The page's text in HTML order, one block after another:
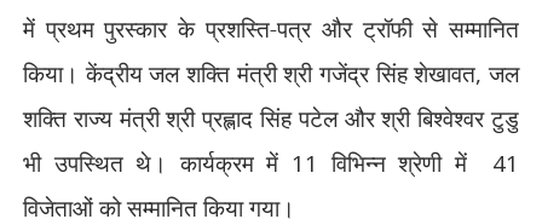
में प्रथम पुरस्कार के प्रशस्ति-पत्र और ट्रॉफी से सम्मानित
किया। केंद्रीय जल शक्ति मंत्री श्री गजेंद्र सिंह शेखावत,जल
शक्ति राज्य मंत्री श्री प्रह्लाद सिंह पटेल और श्री बिश्वेश्वर टुडु
भी उपस्थित थे। कार्यक्रम में 11 विभिन्न श्रेणी में
41
विजेताओं को सम्मानित किया गया।